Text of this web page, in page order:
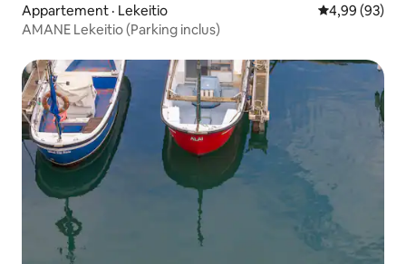
Appartement · Lekeitio Note
4,99 (93)
AMANE Lekeitio (Parking inclus)